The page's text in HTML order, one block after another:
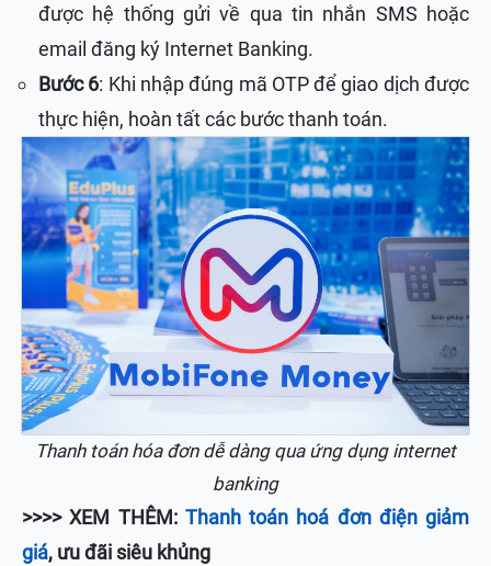
được hệ thống gửi về qua tin nhắn SMS hoặc
email đăng ký Internet Banking.
Bước 6: Khi nhập đúng mã OTP để giao dịch được
thực hiện, hoàn tất các bước thanh toán.
Thanh toán hóa đơn dễ dàng qua ứng dụng internet
banking
>>>> XEM THÊM: Thanh toán hoá đơn điện giảm
giá, ưu đãi siêu khủng